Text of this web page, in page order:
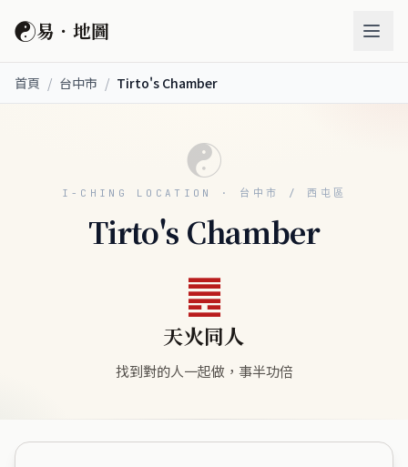
☯易．地圖
首頁 / 台中市 / Tirto's Chamber
☯
I-CHING LOCATION · 台中市 / 西屯區
Tirto's Chamber
䷌
天火同人
找到對的人一起做，事半功倍